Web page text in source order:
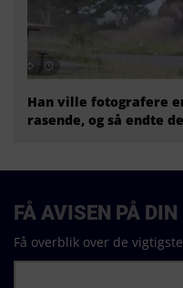
Han ville fotografere
rasende, og så endte
FÅ AVISEN PÅ
Få overblik over de